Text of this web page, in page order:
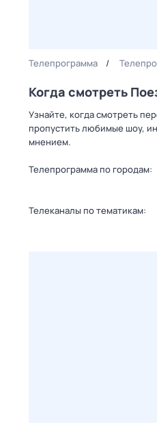
Телепрограмма
Когда смотреть
Узнайте, когда смотреть
пропустить любимые шоу,
мнением.
Телепрограмма по городам:
Телеканалы по тематикам: